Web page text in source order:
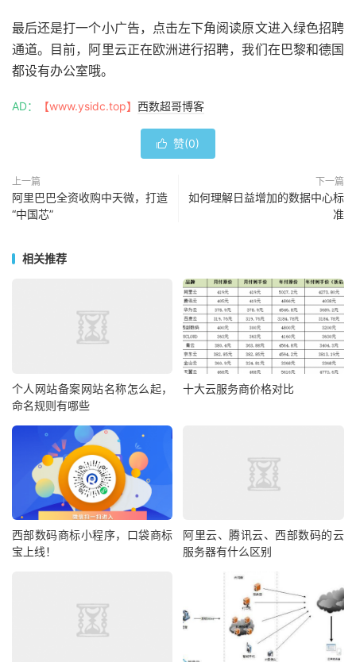
最后还是打一个小广告，点击左下角阅读原文进入绿色招聘
通道。目前，阿里云正在欧洲进行招聘，我们在巴黎和德国
都设有办公室哦。
AD： 【www.ysidc.top】 西数超哥博客
 赞(0)
上一篇
阿里巴巴全资收购中天微，打造
“中国芯”
下一篇
如何理解日益增加的数据中心标
准
相关推荐
个人网站备案网站名称怎么起，
命名规则有哪些
十大云服务商价格对比
西部数码商标小程序，口袋商标
宝上线！
阿里云、腾讯云、西部数码的云
服务器有什么区别